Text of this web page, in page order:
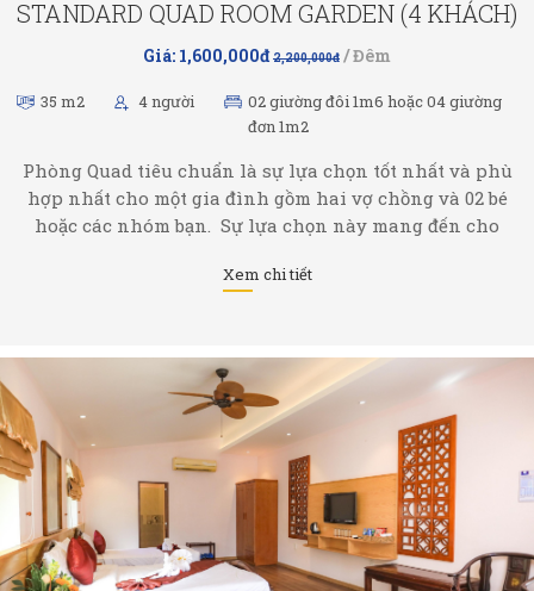
STANDARD QUAD ROOM GARDEN (4 KHÁCH)
Giá: 1,600,000đ2,200,000đ / Đêm
35 m2 4 người
02 giường đôi 1m6 hoặc 04 giường
đơn 1m2
Phòng Quad tiêu chuẩn là sự lựa chọn tốt nhất và phù
hợp nhất cho một gia đình gồm hai vợ chồng và 02 bé
hoặc các nhóm bạn. Sự lựa chọn này mang đến cho
nào cũng có thể ...
Xem chi tiết